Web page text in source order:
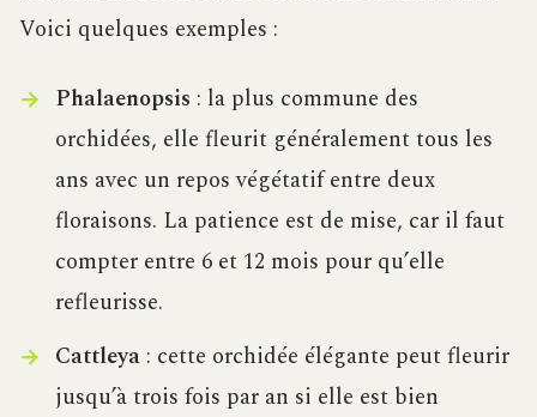
Voici quelques exemples :
Phalaenopsis : la plus commune des
orchidées, elle fleurit généralement tous les
ans avec un repos végétatif entre deux
floraisons. La patience est de mise, car il faut
compter entre 6 et 12 mois pour qu’elle
refleurisse.
Cattleya: cette orchidée élégante peut fleurir
jusqu’à trois fois par an si elle est bien